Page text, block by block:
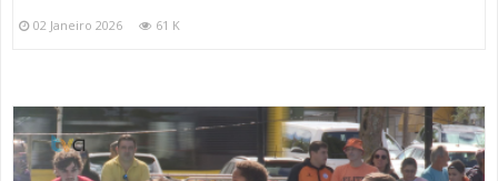
02 Janeiro 2026 61 K